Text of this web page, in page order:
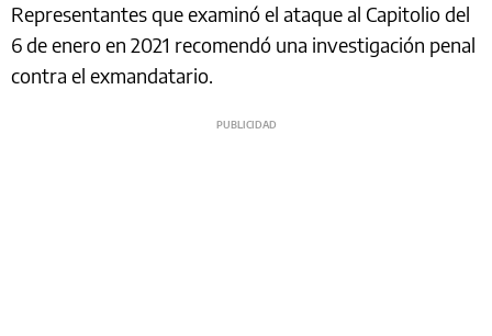
Representantes que examinó el ataque al Capitolio del
6 de enero en 2021 recomendó una investigación penal
contra el exmandatario.